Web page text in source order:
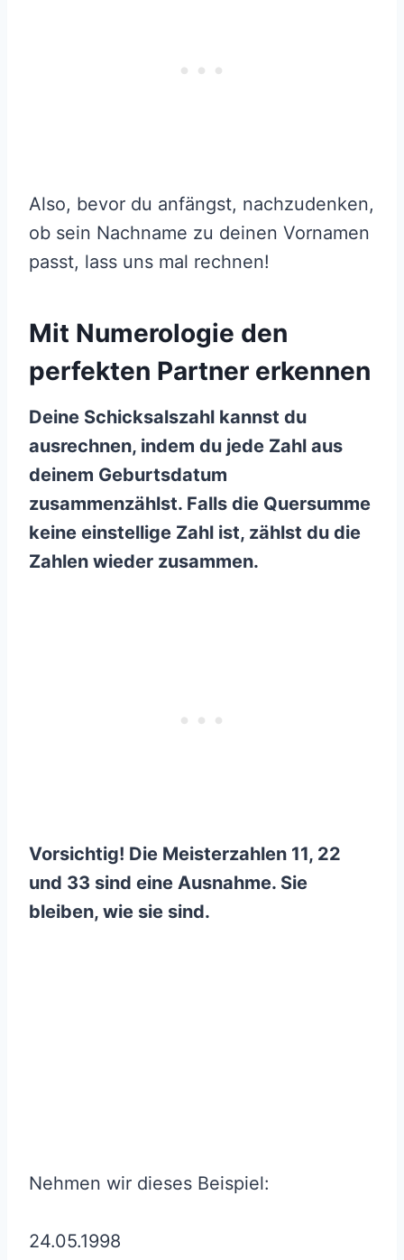
Also, bevor du anfängst, nachzudenken,
ob sein Nachname zu deinen Vornamen
passt, lass uns mal rechnen!
Mit Numerologie den
perfekten Partner erkennen
Deine Schicksalszahl kannst du
ausrechnen, indem du jede Zahl aus
deinem Geburtsdatum
zusammenzählst. Falls die Quersumme
keine einstellige Zahl ist, zählst du die
Zahlen wieder zusammen.
Vorsichtig! Die Meisterzahlen 11, 22
und 33 sind eine Ausnahme. Sie
bleiben, wie sie sind.
Nehmen wir dieses Beispiel:
24.05.1998